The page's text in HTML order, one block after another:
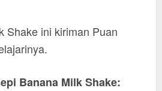
Shake ini kiriman Puan
Banana Milk Shake: